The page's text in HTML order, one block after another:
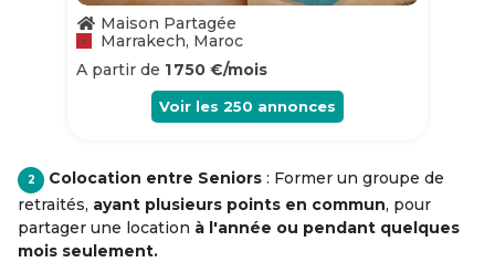
Maison Partagée
Marrakech, Maroc
A partir de 1 750 €/mois
Voir les 250 annonces
2 Colocation entre Seniors : Former un groupe de
retraités, ayant plusieurs points en commun, pour
partager une location à l'année ou pendant quelques
mois seulement.